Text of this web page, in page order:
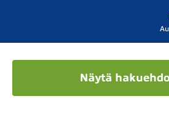
Näytä